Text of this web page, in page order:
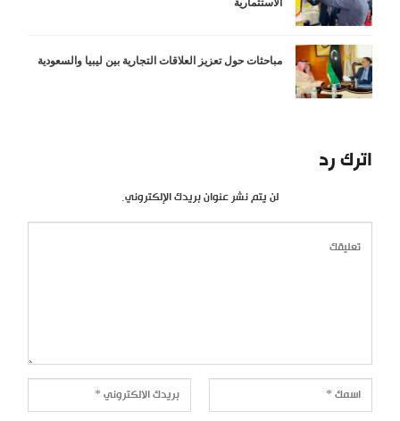
الاستثمارية
مباحثات حول تعزيز العلاقات التجارية بين ليبيا والسعودية
اترك رد
لن يتم نشر عنوان بريدك الإلكتروني.